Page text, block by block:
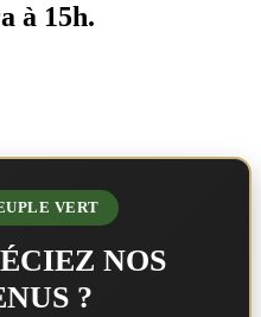
à 15h.
VERT
NOS
?